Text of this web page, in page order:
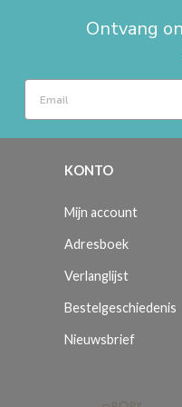
Ontvang
KONTO
Mijn account
Adresboek
Verlanglijst
Bestelgeschiedenis
Nieuwsbrief